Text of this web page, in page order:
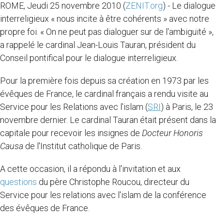
ROME, Jeudi 25 novembre 2010 (ZENIT.org) - Le dialogue
interreligieux « nous incite à être cohérents » avec notre
propre foi. « On ne peut pas dialoguer sur de l'ambiguïté »,
a rappelé le cardinal Jean-Louis Tauran, président du
Conseil pontifical pour le dialogue interreligieux.
Pour la première fois depuis sa création en 1973 par les
évêques de France, le cardinal français a rendu visite au
Service pour les Relations avec l'islam (SRI) à Paris, le 23
novembre dernier. Le cardinal Tauran était présent dans la
capitale pour recevoir les insignes de Docteur Honoris
Causa de l'Institut catholique de Paris.
A cette occasion, il a répondu à l'invitation et aux
questions du père Christophe Roucou, directeur du
Service pour les relations avec l'islam de la conférence
des évêques de France.